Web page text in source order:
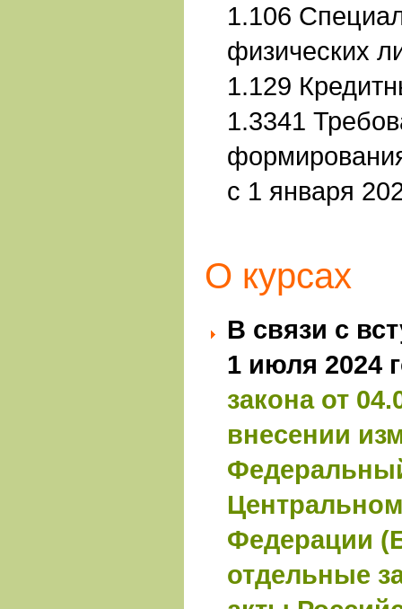
1.106
физических
1.129
1.3341
с 1 января
О курсах
В связи с
1 июля 2024
закона от
внесении
Федерации
отдельные